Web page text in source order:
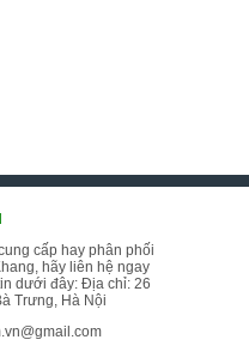
cấp hay phân phối
hãy liên hệ ngay
dưới đây: Địa chỉ: 26
Trưng, Hà Nội